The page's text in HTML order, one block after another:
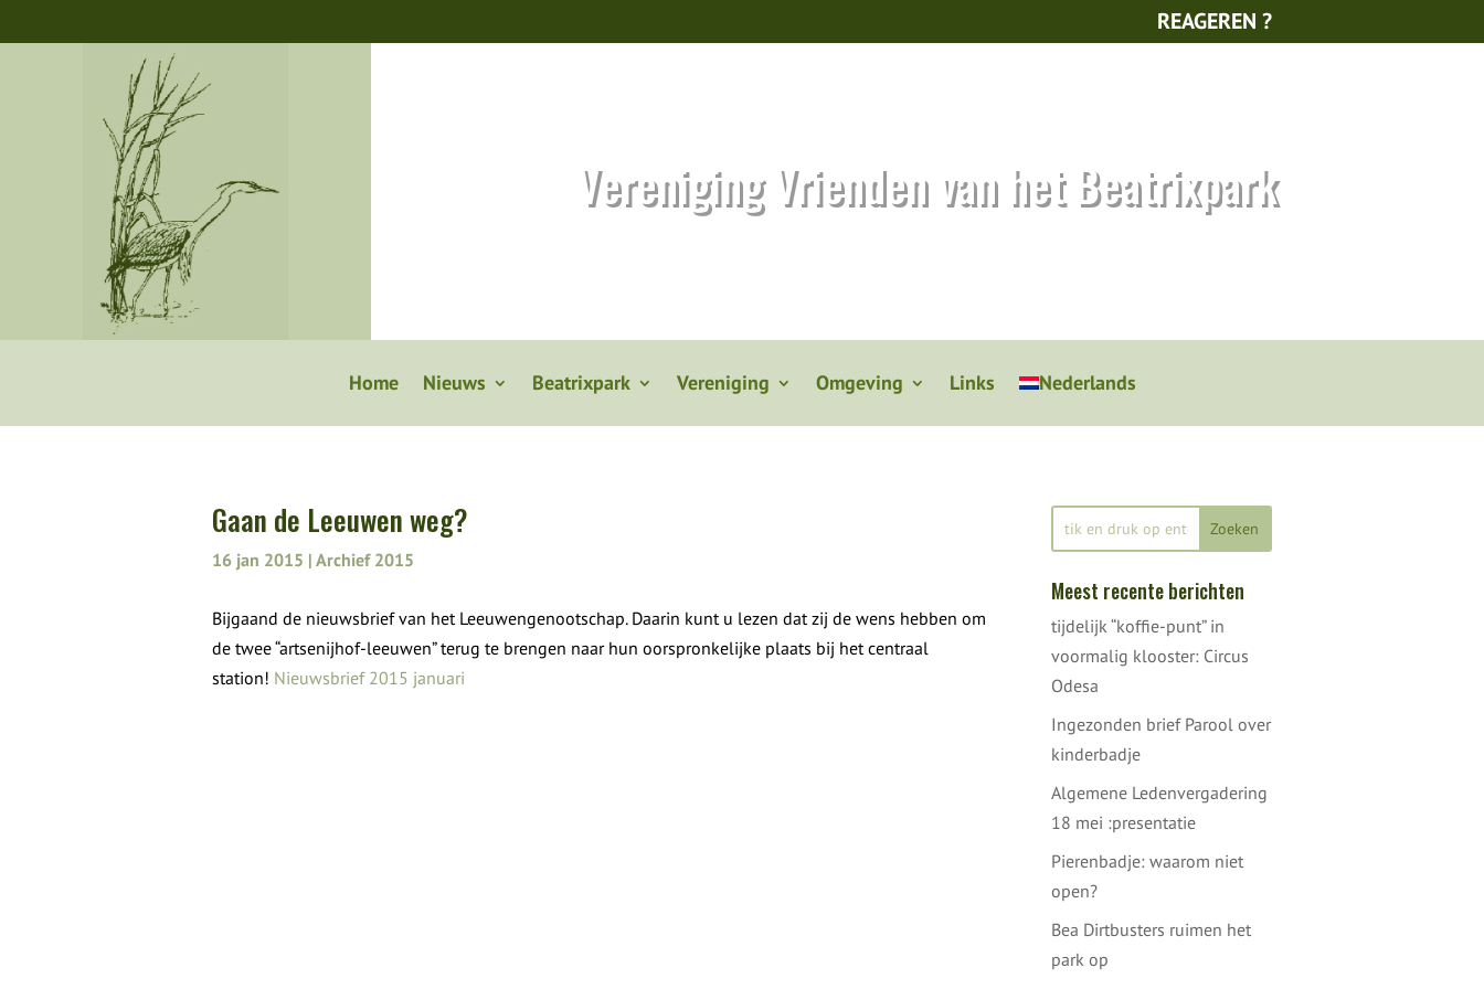
REAGEREN ?
Vereniging Vrienden van het Beatrixpark
Home Nieuws Beatrixpark Vereniging Omgeving Links Nederlands
Gaan de Leeuwen weg?
16 jan 2015 | Archief 2015
Bijgaand de nieuwsbrief van het Leeuwengenootschap. Daarin kunt u lezen dat zij de wens hebben om
de twee “artsenijhof-leeuwen” terug te brengen naar hun oorspronkelijke plaats bij het centraal
station! Nieuwsbrief 2015 januari
Meest recente berichten
tijdelijk “koffie-punt” in
voormalig klooster: Circus
Odesa
Ingezonden brief Parool over
kinderbadje
Algemene Ledenvergadering
18 mei :presentatie
Pierenbadje: waarom niet
open?
Bea Dirtbusters ruimen het
park op